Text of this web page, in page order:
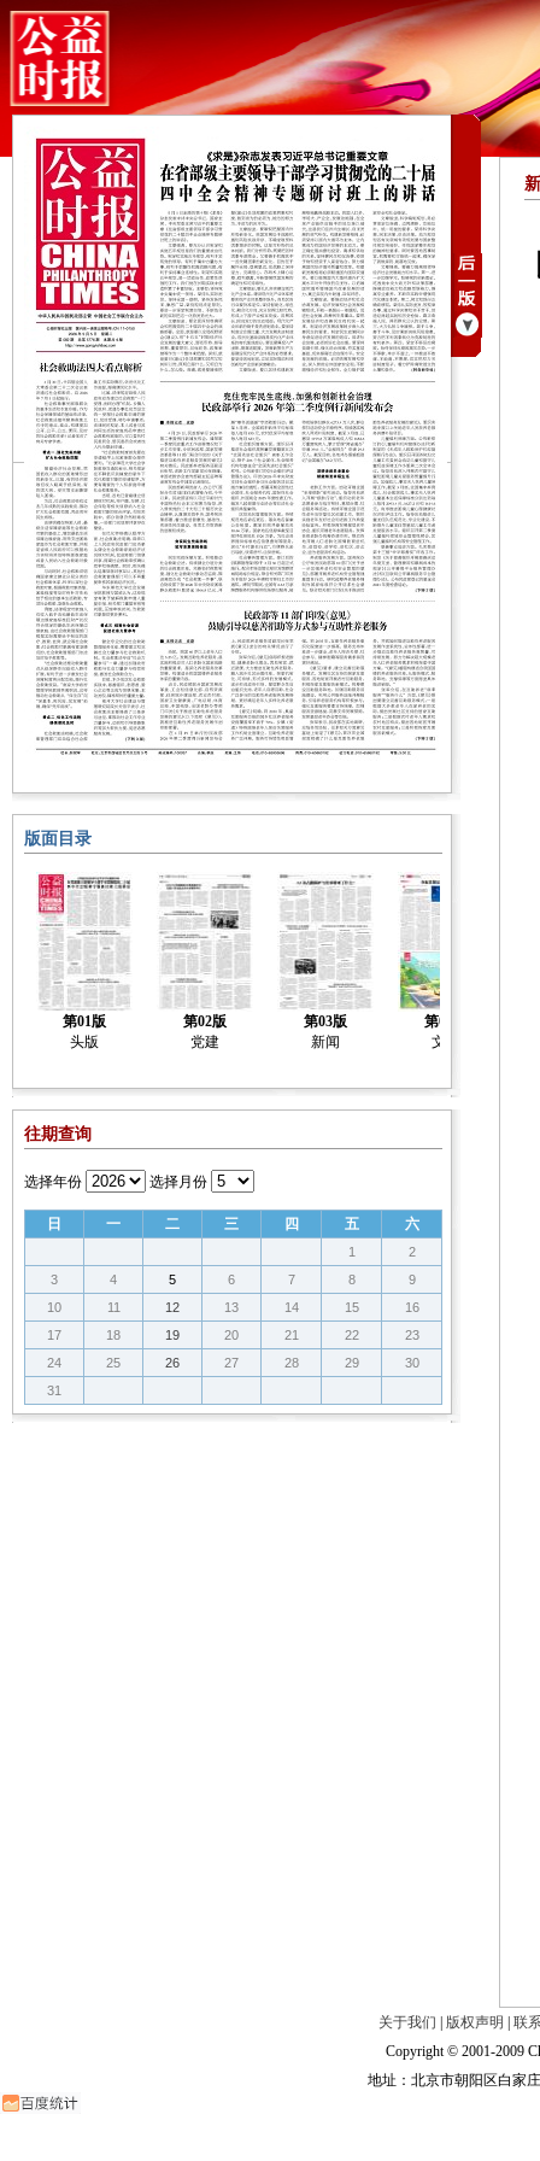
版面目录
第01版
头版
第02版
党建
第03版
新闻
第04版
文化
往期查询
选择年份 选择月份
日 一 二 三 四 五 六
1
2
3
4 5 6 7 8
9
10
11 12 13 14 15
16
17
18 19 20 21 22
23
24
25 26 27 28 29
30
31
关于我们 版权声明
联
Copyright © 2001-2009
地址：北京市朝阳区白家